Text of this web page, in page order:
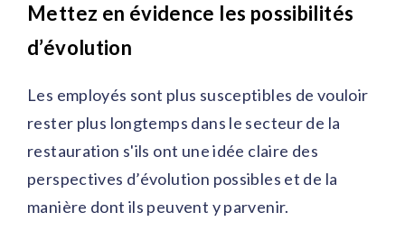
Mettez en évidence les possibilités
d’évolution
Les employés sont plus susceptibles de vouloir
rester plus longtemps dans le secteur de la
restauration s'ils ont une idée claire des
perspectives d’évolution possibles et de la
manière dont ils peuvent y parvenir.